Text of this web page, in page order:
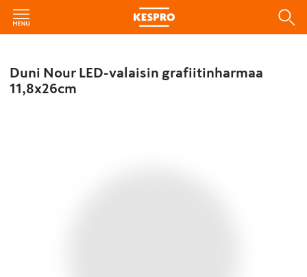
Duni Nour LED-valaisin grafiitinharmaa
11,8x26cm